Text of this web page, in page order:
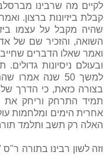
לקיים מה שרבינו
קבלת ביזיונות ברצון.
שהיה מקבל על עצמו
השואה, והזכיר שם של
ואמר שאלו הדברים
ובעולם ניסיונות
למשך 50 שנה
בצורה כזאת, כי הדרך
תמיד התרחק וריחק את
אחרית הימים ומלחמות
האלה רק תשב ותלמד
וזה לשון רבינו בתורה